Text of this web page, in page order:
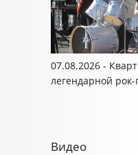
07.08.2026 -
легендарной
Видео